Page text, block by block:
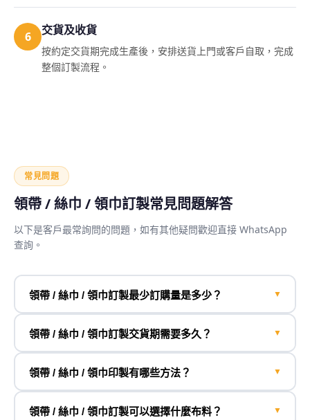
6 交貨及收貨
按約定交貨期完成生產後，安排送貨上門或客戶自取，完成
整個訂製流程。
常見問題
領帶 / 絲巾 / 領巾訂製常見問題解答
以下是客戶最常詢問的問題，如有其他疑問歡迎直接 WhatsApp
查詢。
領帶 / 絲巾 / 領巾訂製最少訂購量是多少？ ▼
領帶 / 絲巾 / 領巾訂製交貨期需要多久？ ▼
領帶 / 絲巾 / 領巾印製有哪些方法？ ▼
領帶 / 絲巾 / 領巾訂製可以選擇什麼布料？ ▼